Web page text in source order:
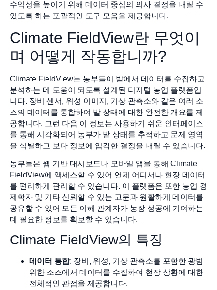
수익성을 높이기 위해 데이터 중심의 의사 결정을 내릴 수
있도록 하는 포괄적인 도구 모음을 제공합니다.
Climate FieldView란 무엇이
며 어떻게 작동합니까?
Climate FieldView는 농부들이 밭에서 데이터를 수집하고
분석하는 데 도움이 되도록 설계된 디지털 농업 플랫폼입
니다. 장비 센서, 위성 이미지, 기상 관측소와 같은 여러 소
스의 데이터를 통합하여 밭 상태에 대한 완전한 개요를 제
공합니다. 그런 다음 이 정보는 사용하기 쉬운 인터페이스
를 통해 시각화되어 농부가 밭 상태를 추적하고 문제 영역
을 식별하고 보다 정보에 입각한 결정을 내릴 수 있습니다.
농부들은 웹 기반 대시보드나 모바일 앱을 통해 Climate
FieldView에 액세스할 수 있어 언제 어디서나 현장 데이터
를 편리하게 관리할 수 있습니다. 이 플랫폼은 또한 농업 경
제학자 및 기타 신뢰할 수 있는 고문과 원활하게 데이터를
공유할 수 있어 모든 이해 관계자가 농장 성공에 기여하는
데 필요한 정보를 확보할 수 있습니다.
Climate FieldView의 특징
데이터 통합: 장비, 위성, 기상 관측소를 포함한 광범
위한 소스에서 데이터를 수집하여 현장 상황에 대한
전체적인 관점을 제공합니다.